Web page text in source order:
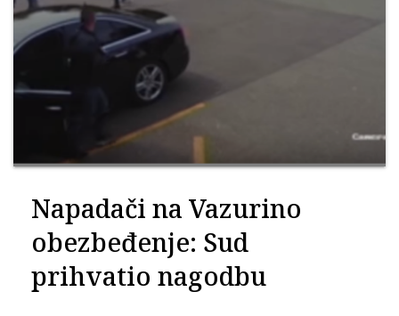
Napadači na Vazurino
obezbeđenje: Sud
prihvatio nagodbu